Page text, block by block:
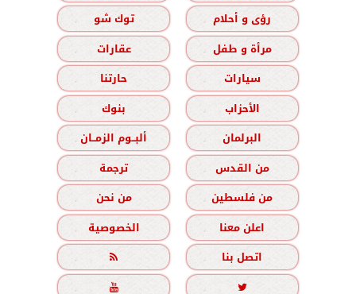
رؤى و أحلام
توك شو
مرأة و طفل
عقارات
سيارات
حارتنا
الأحزاب
بنوك
البرلمان
ألبــوم الزمــان
من القدس
ترجمة
من فلسطين
من نحن
اعلن معنا
الخصوصية
اتصل بنا


